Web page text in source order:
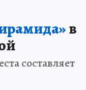
в
составляет